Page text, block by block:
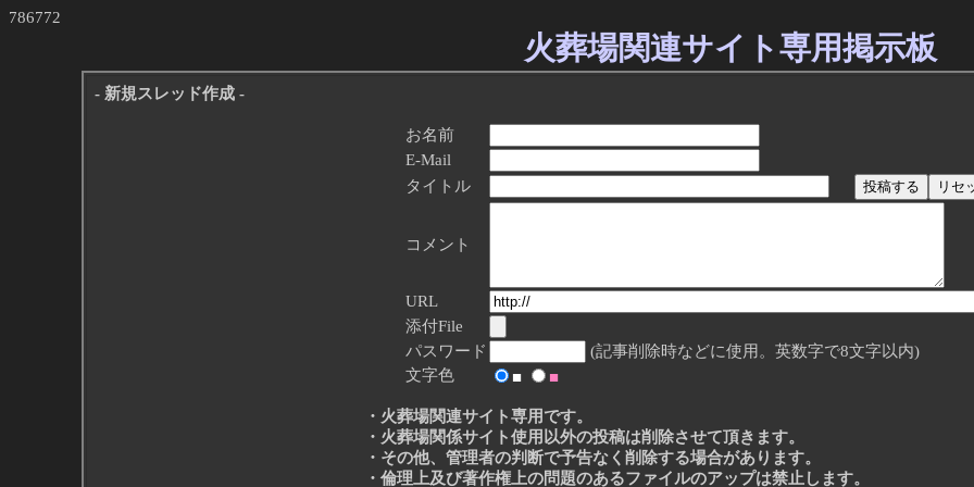
786772
火葬場関連サイト専用掲示板
- 新規スレッド作成 -
お名前
E-Mail
タイトル
コメント
URL
添付File
パスワード
(記事削除時などに使用。英数字で8文字以内)
文字色
■ ■
・火葬場関連サイト専用です。
・火葬場関係サイト使用以外の投稿は削除させて頂きます。
・その他、管理者の判断で予告なく削除する場合があります。
・倫理上及び著作権上の問題のあるファイルのアップは禁止します。